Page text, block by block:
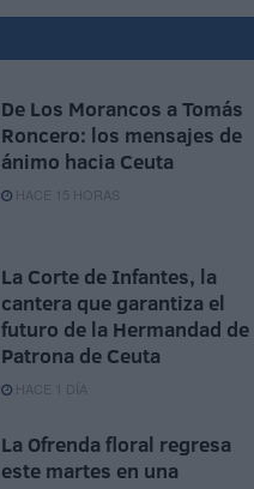
De Los Morancos a Tomás
Roncero: los mensajes de
ánimo hacia Ceuta
HACE 15 HORAS
La Corte de Infantes, la
cantera que garantiza el
futuro de la Hermandad de
Patrona de Ceuta
HACE 1 DÍA
La Ofrenda floral regresa
este martes en una